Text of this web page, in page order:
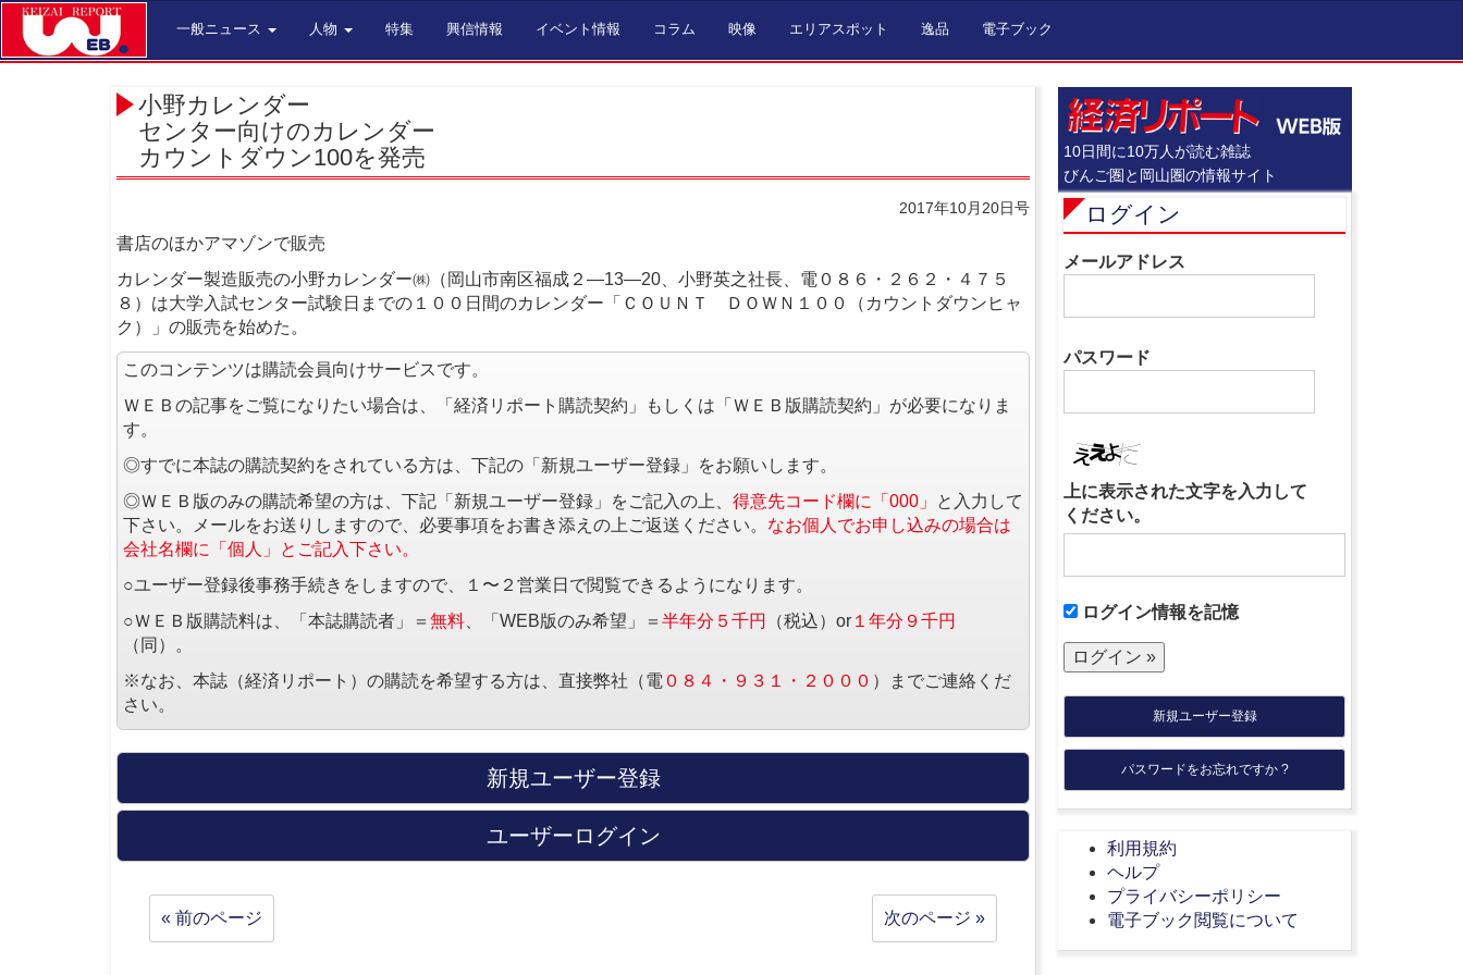
一般ニュース 人物 特集 興信情報 イベント情報 コラム 映像 エリアスポット 逸品 電子ブック
小野カレンダー
センター向けのカレンダー
カウントダウン100を発売
2017年10月20日号
書店のほかアマゾンで販売
カレンダー製造販売の小野カレンダー㈱（岡山市南区福成２―13―20、小野英之社長、電０８６・２６２・４７５
８）は大学入試センター試験日までの１００日間のカレンダー「ＣＯＵＮＴ ＤＯＷＮ１００（カウントダウンヒャ
ク）」の販売を始めた。
このコンテンツは購読会員向けサービスです。
ＷＥＢの記事をご覧になりたい場合は、「経済リポート購読契約」もしくは「ＷＥＢ版購読契約」が必要になりま
す。
◎すでに本誌の購読契約をされている方は、下記の「新規ユーザー登録」をお願いします。
◎ＷＥＢ版のみの購読希望の方は、下記「新規ユーザー登録」をご記入の上、 得意先コード欄に「000」
と入力して
下さい。メールをお送りしますので、必要事項をお書き添えの上ご返送ください。 なお個人でお申し込みの場合は
会社名欄に「個人」とご記入下さい。
○ユーザー登録後事務手続きをしますので、１〜２営業日で閲覧できるようになります。
○ＷＥＢ版購読料は、「本誌購読者」＝ 無料 、「WEB版のみ希望」＝ 半年分５千円 （税込）or １年分９千円
（同）。
※なお、本誌（経済リポート）の購読を希望する方は、直接弊社（電 ０８４・９３１・２０００ ）までご連絡くだ
さい。
新規ユーザー登録
ユーザーログイン
« 前のページ 次のページ »
10日間に10万人が読む雑誌
びんご圏と岡山圏の情報サイト
ログイン
メールアドレス
パスワード
上に表示された文字を入力して
ください。
ログイン情報を記憶
新規ユーザー登録
パスワードをお忘れですか ?
利用規約
ヘルプ
プライバシーポリシー
電子ブック閲覧について